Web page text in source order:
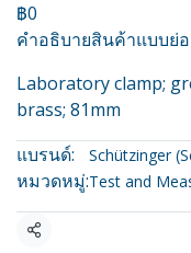
฿0
คำอธิบายสินค้าแบบย่อ
Laboratory clamp;
brass; 81mm
แบรนด์:
Schützinger
หมวดหมู่:Test and
แชร์